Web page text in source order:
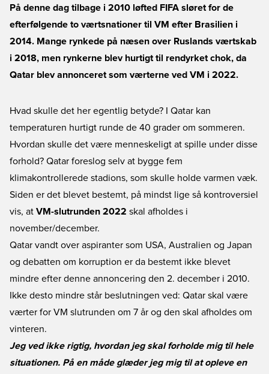
På denne dag tilbage i 2010 løfted FIFA sløret for de
efterfølgende to værtsnationer til VM efter Brasilien i
2014. Mange rynkede på næsen over Ruslands værtskab
i 2018, men rynkerne blev hurtigt til rendyrket chok, da
Qatar blev annonceret som værterne ved VM i 2022.
Hvad skulle det her egentlig betyde? I Qatar kan
temperaturen hurtigt runde de 40 grader om sommeren.
Hvordan skulle det være menneskeligt at spille under disse
forhold? Qatar foreslog selv at bygge fem
klimakontrollerede stadions, som skulle holde varmen væk.
Siden er det blevet bestemt, på mindst lige så kontroversiel
vis, at VM-slutrunden 2022 skal afholdes i
november/december.
Qatar vandt over aspiranter som USA, Australien og Japan
og debatten om korruption er da bestemt ikke blevet
mindre efter denne annoncering den 2. december i 2010.
Ikke desto mindre står beslutningen ved: Qatar skal være
værter for VM slutrunden om 7 år og den skal afholdes om
vinteren.
Jeg ved ikke rigtig, hvordan jeg skal forholde mig til hele
situationen. På en måde glæder jeg mig til at opleve en